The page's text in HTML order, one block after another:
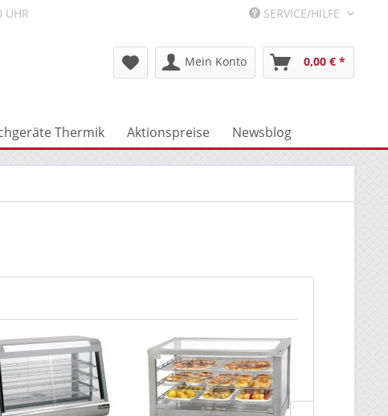
UHR SERVICE/HILFE
Mein Konto 0,00 € *
Thermik Aktionspreise Newsblog